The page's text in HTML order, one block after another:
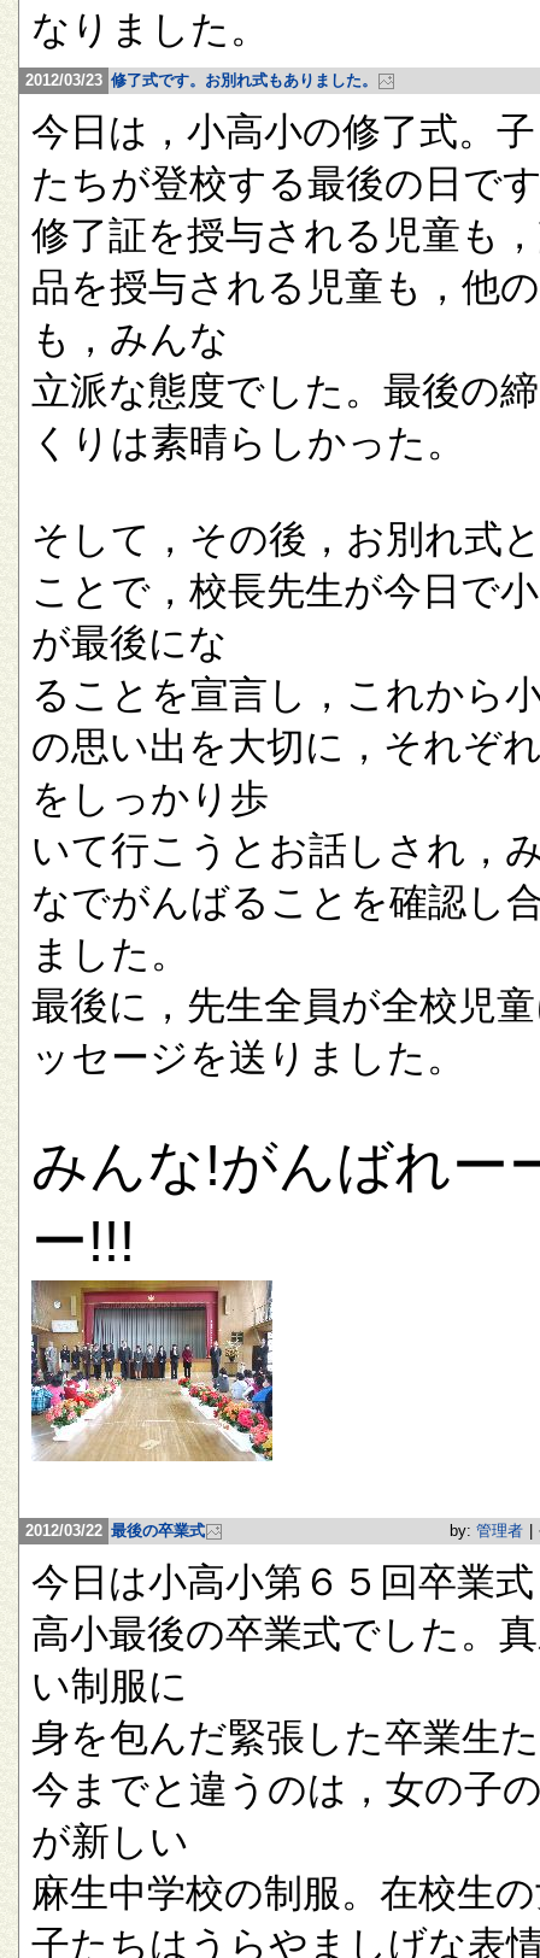
なりました。
2012/03/23 修了式です。お別れ式もありました。
今日は，小高小の修了式。
たちが登校する最後の日で
修了証を授与される児童も
品を授与される児童も，他
も，みんな
立派な態度でした。最後の
くりは素晴らしかった。
そして，その後，お別れ式
ことで，校長先生が今日で
が最後にな
ることを宣言し，これから
の思い出を大切に，それぞ
をしっかり歩
いて行こうとお話しされ，
なでがんばることを確認し
ました。
最後に，先生全員が全校児
ッセージを送りました。
みんな!がんばれー
ー!!!
2012/03/22 最後の卒業式 by: 管理者
今日は小高小第６５回卒業
高小最後の卒業式でした。
い制服に
身を包んだ緊張した卒業生
今までと違うのは，女の子
が新しい
麻生中学校の制服。在校生
子たちはうらやましげな表